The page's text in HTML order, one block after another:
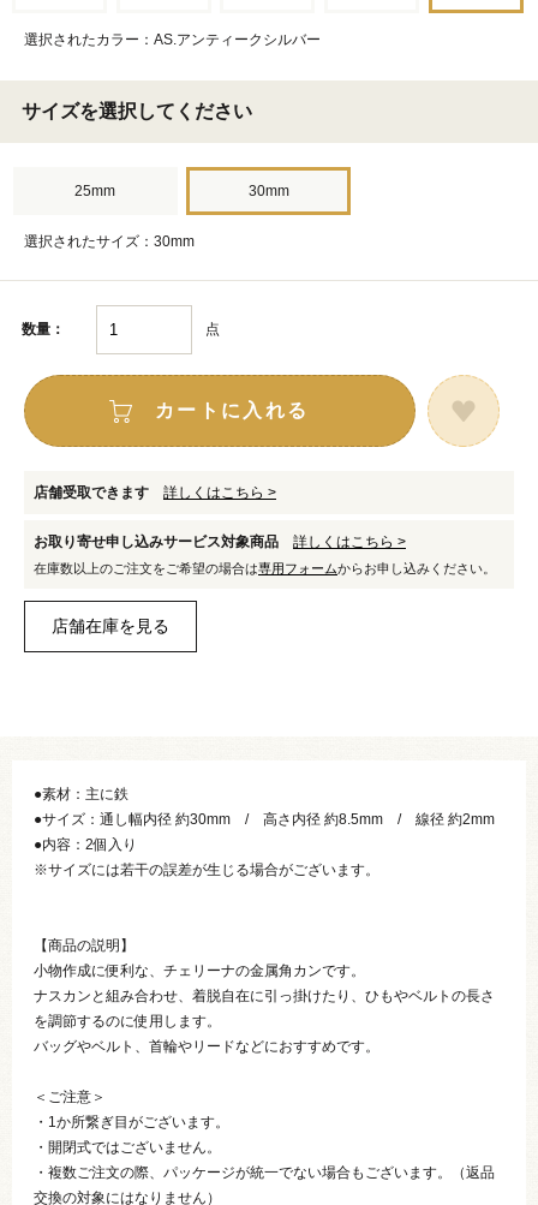
選択されたカラー：AS.アンティークシルバー
サイズを選択してください
25mm 30mm
選択されたサイズ：30mm
数量： 点
カートに入れる
店舗受取できます 詳しくはこちら >
お取り寄せ申し込みサービス対象商品 詳しくはこちら >
在庫数以上のご注文をご希望の場合は専用フォームからお申し込みください。
●素材：主に鉄
●サイズ：通し幅内径 約30mm / 高さ内径 約8.5mm / 線径 約2mm
●内容：2個入り
※サイズには若干の誤差が生じる場合がございます。
【商品の説明】
小物作成に便利な、チェリーナの金属角カンです。
ナスカンと組み合わせ、着脱自在に引っ掛けたり、ひもやベルトの長さ
を調節するのに使用します。
バッグやベルト、首輪やリードなどにおすすめです。
＜ご注意＞
・1か所繋ぎ目がございます。
・開閉式ではございません。
・複数ご注文の際、パッケージが統一でない場合もございます。（返品
交換の対象にはなりません）